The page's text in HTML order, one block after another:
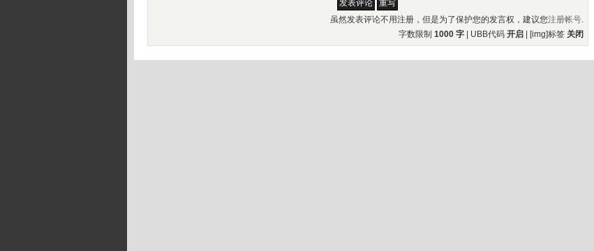
虽然发表评论不用注册，但是为了保护您的发言权，建议您注册帐号.
字数限制1000 字 | UBB代码开启 | [img]标签 关闭